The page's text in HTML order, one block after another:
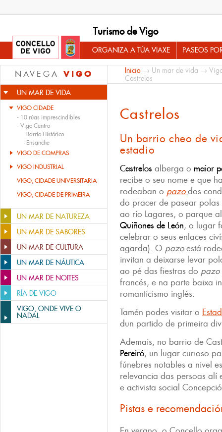
Turismo de Vigo
ORGANIZA A TÚA VIAXE PASEOS
NAVEGA VIGO
UN MAR DE VIDA
VIGO CIDADE
- 10 rúas imprescindibles
- Vigo Centro
· Barrio Histórico
· Ensanche
VIGO DE COMPRAS
VIGO INDUSTRIAL
VIGO, CIDADE UNIVERSITARIA
VIGO, CIDADE DE PRIMEIRA
UN MAR DE NATUREZA
UN MAR DE SABORES
UN MAR DE CULTURA
UN MAR DE NÁUTICA
UN MAR DE NOITES
RÍA DE VIGO
VIGO, ONDE VIVE O
NADAL
Inicio → Un mar de vida →
Castrelos
Castrelos
Un barrio cheo de
estadio
Castrelos alberga o maior
recibe o seu nome e que
rodeaban o pazo dos
do pracer de pasear polas
ao río Lagares, o parque
Quiñones de León, o lugar
celebrar o seus enlaces
agarda). O pazoestá
invitan a deixarse levar
ao pé das fiestras do pazo
francés, e na parte baixa
romanticismo inglés.
Tamén podes visitar o
dun partido de primeira
Ademais, no barrio de
Pereiró, un lugar curioso
fúnebres notables a nivel
relevancia das persoas alí
e activista social
Pistas e